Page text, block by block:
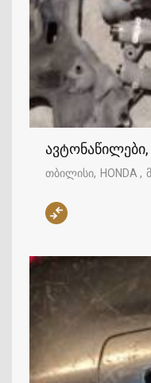
ავტონაწილები,
თბილისი HONDA